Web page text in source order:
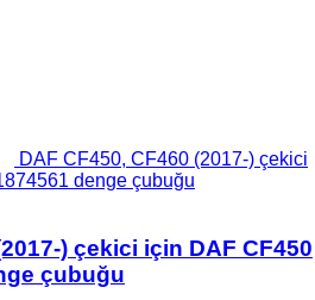
DAF CF450, CF460 (2017-) çekici
denge çubuğu
) çekici için DAF CF450
çubuğu